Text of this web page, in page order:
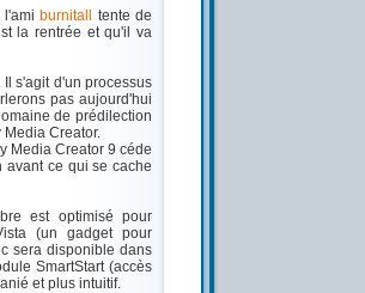
burnitall
tente de
la rentrée et qu'il va
s'agit d'un processus
pas aujourd'hui
de prédilection
Creator.
Media Creator 9 céde
avant ce qui se cache
est optimisé pour
(un gadget pour
sera disponible dans
SmartStart (accès
et plus intuitif.